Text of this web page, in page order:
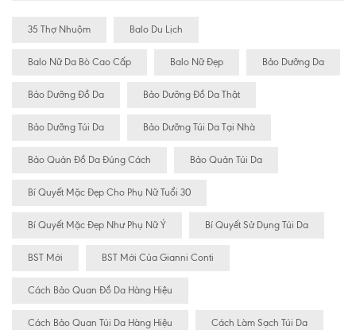
35 Thợ Nhuộm Balo Du Lịch
Balo Nữ Da Bò Cao Cấp Balo Nữ Đẹp Bảo Dưỡng Da
Bảo Dưỡng Đồ Da Bảo Dưỡng Đồ Da Thật
Bảo Dưỡng Túi Da Bảo Dưỡng Túi Da Tại Nhà
Bảo Quản Đồ Da Đúng Cách Bảo Quản Túi Da
Bí Quyết Mặc Đẹp Cho Phụ Nữ Tuổi 30
Bí Quyết Mặc Đẹp Như Phụ Nữ Ý Bí Quyết Sử Dụng Túi Da
BST Mới BST Mới Của Gianni Conti
Cách Bảo Quan Đồ Da Hàng Hiệu
Cách Bảo Quan Túi Da Hàng Hiệu Cách Làm Sạch Túi Da